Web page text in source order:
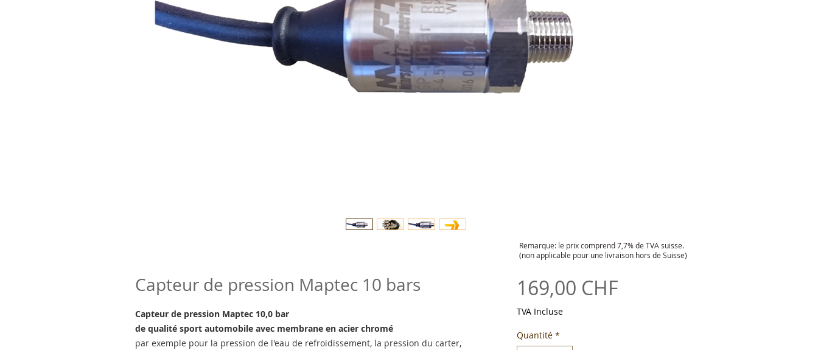
Capteur de pression Maptec 10 bars
Capteur de pression Maptec 10,0 bar
de qualité sport automobile avec membrane en acier chromé
par exemple pour la pression de l'eau de refroidissement, la pression du carter,
169,00 CHFPrix
TVA Incluse
Quantité *
Remarque: le prix comprend 7,7% de TVA suisse.
(non applicable pour une livraison hors de Suisse)